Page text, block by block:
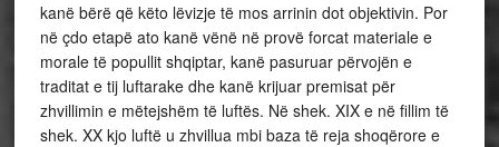
kanë bërë që këto lëvizje të mos arrinin dot objektivin. Por
në çdo etapë ato kanë vënë në provë forcat materiale e
morale të popullit shqiptar, kanë pasuruar përvojën e
traditat e tij luftarake dhe kanë krijuar premisat për
zhvillimin e mëtejshëm të luftës. Në shek. XIX e në fillim të
shek. XX kjo luftë u zhvillua mbi baza të reja shoqërore e